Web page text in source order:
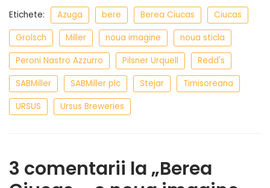
Etichete: Azuga bere Berea Ciucas
Ciucas
Grolsch
Miller noua imagine
noua sticla
Peroni Nastro Azzurro
Pilsner Urquell
Redd's
SABMiller
SABMiller plc Stejar
Timisoreana
URSUS
Ursus Breweries
3 comentarii la „Berea